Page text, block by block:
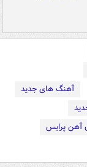
آهنگ های جدید
آهن پرایس